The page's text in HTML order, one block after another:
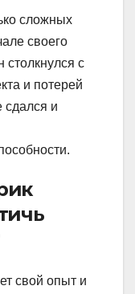
сложных
своего
столкнулся с
и потерей
сдался и
свой опыт и